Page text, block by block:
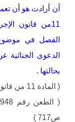
أن أرادت هو أن
11من قانون
الفصل في موضوع
الدعوى الجنائية
بحالتها .
( المادة 11 من قانون الإجراءات الجنائية)
ص717 )